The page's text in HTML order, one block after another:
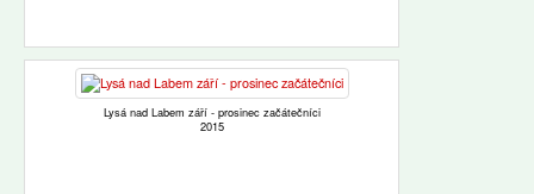
Lysá nad Labem září - prosinec začátečníci
2015